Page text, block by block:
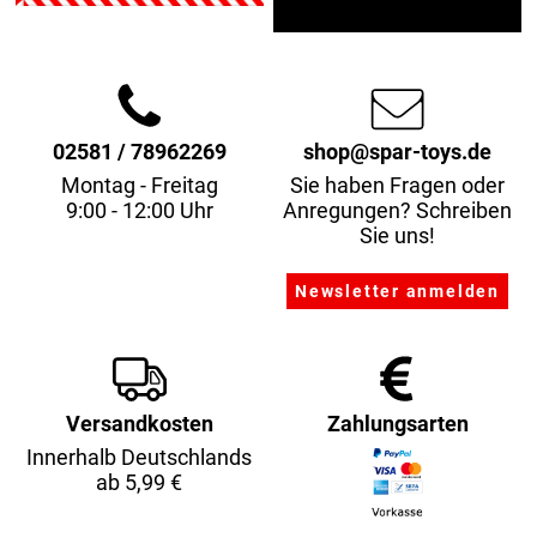
02581 / 78962269
Montag - Freitag
9:00 - 12:00 Uhr
shop@spar-toys.de
Sie haben Fragen oder
Anregungen? Schreiben
Sie uns!
Versandkosten
Innerhalb Deutschlands
ab 5,99 €
Zahlungsarten